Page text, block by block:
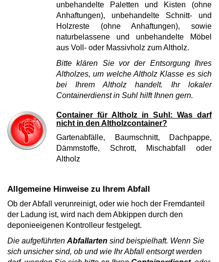
unbehandelte Paletten und Kisten (ohne
Anhaftungen), unbehandelte Schnitt- und
Holzreste (ohne Anhaftungen), sowie
naturbelassene und unbehandelte Möbel
aus Voll- oder Massivholz zum Altholz.
Bitte klären Sie vor der Entsorgung Ihres
Altholzes, um welche Altholz Klasse es sich
bei Ihrem Altholz handelt. Ihr lokaler
Containerdienst in Suhl hilft Ihnen gern.
Container für Altholz in Suhl: Was darf
nicht in den Altholzcontainer?
Gartenabfälle, Baumschnitt, Dachpappe,
Dämmstoffe, Schrott, Mischabfall oder
Altholz
Allgemeine Hinweise zu Ihrem Abfall
Ob der Abfall verunreinigt, oder wie hoch der Fremdanteil
der Ladung ist, wird nach dem Abkippen durch den
deponieeigenen Kontrolleur festgelegt.
Die aufgeführten Abfallarten sind beispielhaft. Wenn Sie
sich unsicher sind, ob und wie Ihr Abfall entsorgt werden